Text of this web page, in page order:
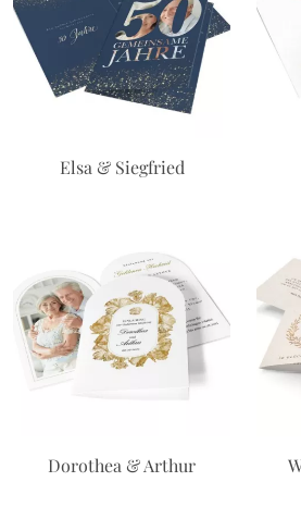
Elsa & Siegfried
Dorothea & Arthur